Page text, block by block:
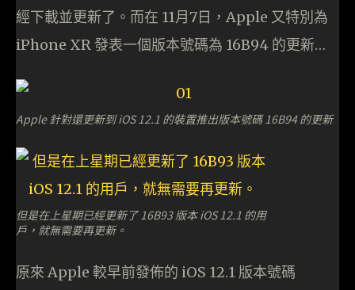
經下載並更新了。而在 11月7日，Apple 又特別為
iPhone XR 發表一個版本號碼為 16B94 的更新…
Apple 針對還更新到 iOS 12.1 的裝置推出版本號碼 16B94 的更新
但是在上星期已經更新了 16B93 版本 iOS 12.1 的用
戶，就無需要再更新。
原來 Apple 較早前發佈的 iOS 12.1 版本號碼